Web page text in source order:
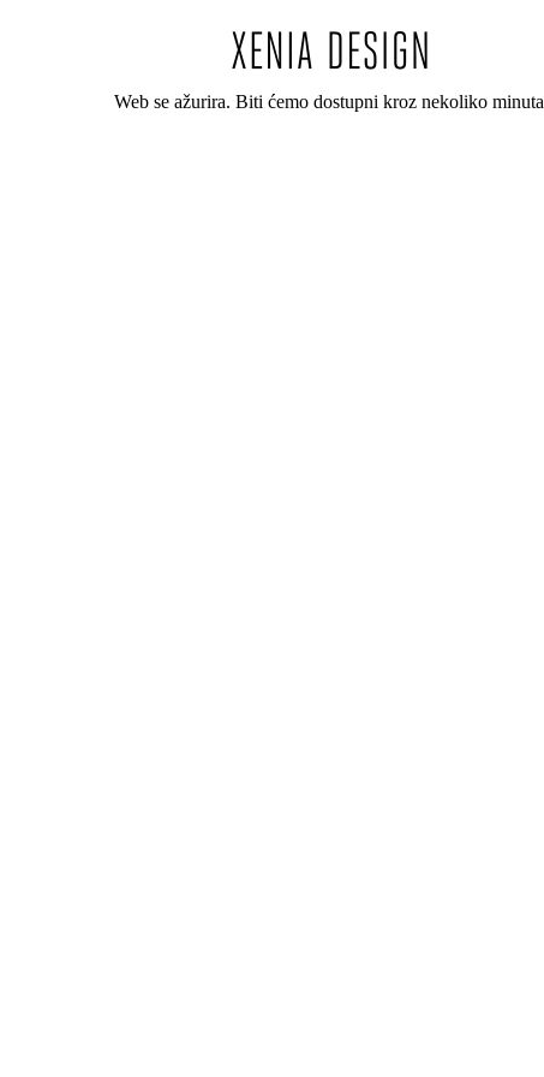
Web se ažurira. Biti ćemo dostupni kroz nekoliko minuta